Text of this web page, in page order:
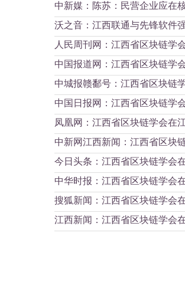
中新媒：陈苏：民营企业应在
沃之音：江西联通与先锋软件
人民周刊网：江西省区块链学
中国报道网：江西省区块链学
中城报赣鄱号：江西省区块链
中国日报网：江西省区块链学
凤凰网：江西省区块链学会在
中新网江西新闻：江西省区块
今日头条：江西省区块链学会
中华时报：江西省区块链学会
搜狐新闻：江西省区块链学会
江西新闻：江西省区块链学会